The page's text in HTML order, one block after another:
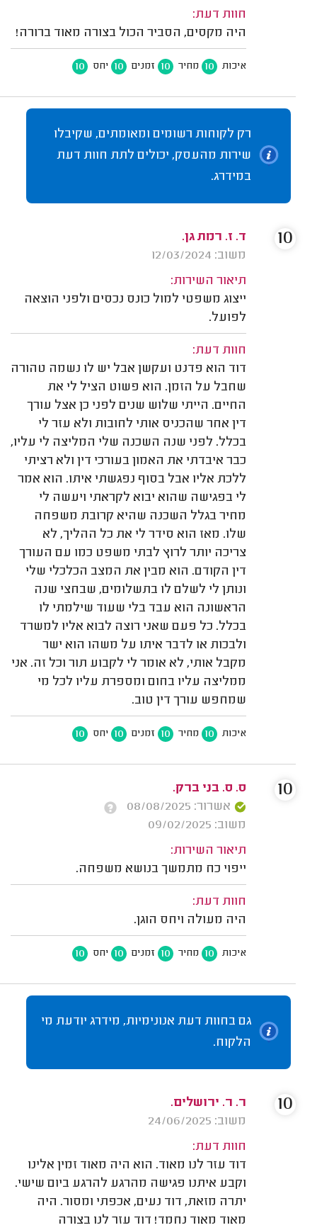
חוות דעת:
היה מקסים, הסביר הכול בצורה מאוד ברורה!
איכות 10 מחיר 10 זמנים 10 יחס 10
רק לקוחות רשומים ומאומתים, שקיבלו
שירות מהעסק, יכולים לתת חוות דעת
במידרג.
ד. ז. רמת גן.
משוב: 12/03/2024
תיאור השירות:
ייצוג משפטי למול כונס נכסים ולפני הוצאה
לפועל.
חוות דעת:
דוד הוא פדנט ועקשן אבל יש לו נשמה טהורה
שחבל על הזמן. הוא פשוט הציל לי את
החיים. הייתי שלוש שנים לפני כן אצל עורך
דין אחר שהכניס אותי לחובות ולא עזר לי
בכלל. לפני שנה השכנה שלי המליצה לי עליו,
כבר איבדתי את האמון בעורכי דין ולא רציתי
ללכת אליו אבל בסוף נפגשתי איתו. הוא אמר
לי בפגישה שהוא יבוא לקראתי ויעשה לי
מחיר בגלל השכנה שהיא קרובת משפחה
שלו. מאז הוא סידר לי את כל ההליך, לא
צריכה יותר לרוץ לבתי משפט כמו עם העורך
דין הקודם. הוא מבין את המצב הכלכלי שלי
ונותן לי לשלם לו בתשלומים, שבחצי שנה
הראשונה הוא עבד בלי שעוד שילמתי לו
בכלל. כל פעם שאני רוצה לבוא אליו למשרד
ולבכות או לדבר איתו על משהו הוא ישר
מקבל אותי, לא אומר לי לקבוע תור וכל זה. אני
ממליצה עליו בחום ומספרת עליו לכל מי
שמחפש עורך דין טוב.
איכות 10 מחיר 10 זמנים 10 יחס 10
10
ס. ס. בני ברק.
אשרור: 08/08/2025
משוב: 09/02/2025
תיאור השירות:
ייפוי כח מתמשך בנושא משפחה.
חוות דעת:
היה מעולה ויחס הוגן.
איכות 10 מחיר 10 זמנים 10 יחס 10
10
גם בחוות דעת אנונימיות, מידרג יודעת מי
הלקוח.
ר. ר. ירושלים.
משוב: 24/06/2025
חוות דעת:
דוד עזר לנו מאוד. הוא היה מאוד זמין אלינו
וקבע איתנו פגישה מהרגע להרגע ביום שישי.
יתרה מזאת, דוד נעים, אכפתי ומסור. היה
מאוד מאוד נחמד! דוד עזר לנו בצורה
10